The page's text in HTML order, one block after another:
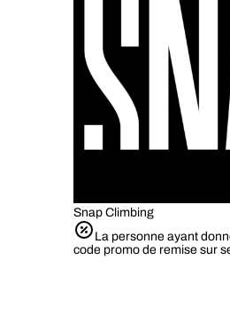
Snap Climbing
La personne ayant
code promo de remise sur